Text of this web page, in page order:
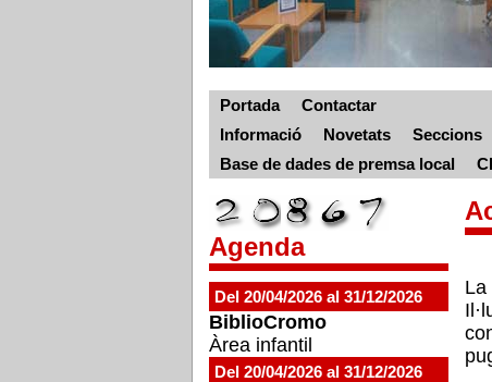
Portada
Contactar
Informació
Novetats Seccions
Base de dades de premsa local
Agenda
Del 20/04/2026 al 31/12/2026
BiblioCromo
Àrea infantil
Del 20/04/2026 al 31/12/2026
La